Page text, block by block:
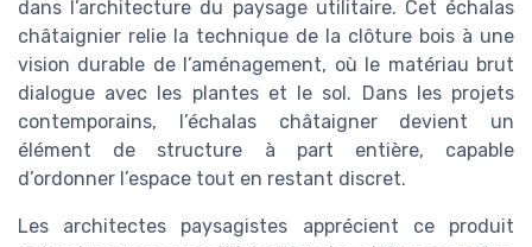
dans l’architecture du paysage utilitaire. Cet échalas
châtaignier relie la technique de la clôture bois à une
vision durable de l’aménagement, où le matériau brut
dialogue avec les plantes et le sol. Dans les projets
contemporains, l’échalas châtaigner devient un
élément de structure à part entière, capable
d’ordonner l’espace tout en restant discret.
Les architectes paysagistes apprécient ce produit